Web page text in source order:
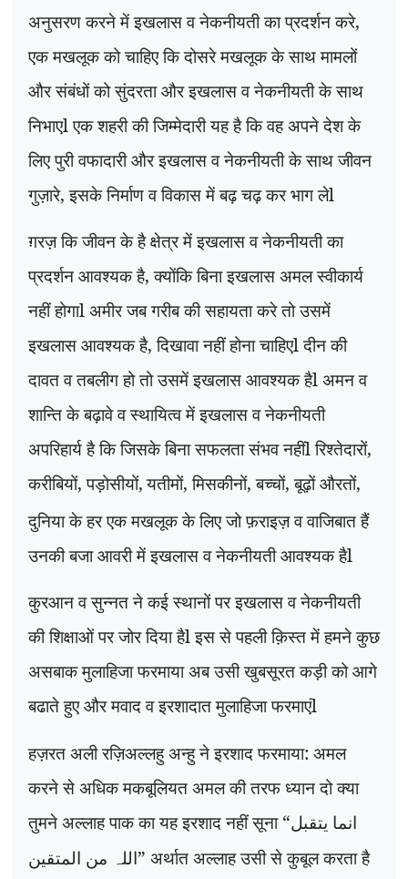
अनुसरण करने में इखलास व नेकनीयती का प्रदर्शन करे,
एक मखलूक को चाहिए कि दोसरे मखलूक के साथ मामलों
और संबंधों को सुंदरता और इखलास व नेकनीयती के साथ
निभाएl एक शहरी की जिम्मेदारी यह है कि वह अपने देश के
लिए पुरी वफादारी और इखलास व नेकनीयती के साथ जीवन
गुज़ारे, इसके निर्माण व विकास में बढ़ चढ़ कर भाग लेl
ग़रज़ कि जीवन के है क्षेत्र में इखलास व नेकनीयती का
प्रदर्शन आवश्यक है, क्योंकि बिना इखलास अमल स्वीकार्य
नहीं होगाl अमीर जब गरीब की सहायता करे तो उसमें
इखलास आवश्यक है, दिखावा नहीं होना चाहिएl दीन की
दावत व तबलीग हो तो उसमें इखलास आवश्यक हैl अमन व
शान्ति के बढ़ावे व स्थायित्व में इखलास व नेकनीयती
अपरिहार्य है कि जिसके बिना सफलता संभव नहींl रिश्तेदारों,
करीबियों, पड़ोसीयों,यतीमों, मिसकीनों, बच्चों, बूढ़ों औरतों,
दुनिया के हर एक मखलूक के लिए जो फ़राइज़ व वाजिबात हैं
उनकी बजा आवरी में इखलास व नेकनीयती आवश्यक हैl
कुरआन व सुन्नत ने कई स्थानों पर इखलास व नेकनीयती
की शिक्षाओं पर जोर दिया हैl इस से पहली क़िस्त में हमने कुछ
असबाक मुलाहिजा फरमाया अब उसी खुबसूरत कड़ी को आगे
बढाते हुए और मवाद व इरशादात मुलाहिजा फरमाएंl
हज़रत अली रज़िअल्लहु अन्हु ने इरशाद फरमाया: अमल
करने से अधिक मकबूलियत अमल की तरफ ध्यान दो क्या
तुमने अल्लाह पाक का यह इरशाद नहीं सूना “انما یتقبل
اللہ من المتقین” अर्थात अल्लाह उसी से कुबूल करता है